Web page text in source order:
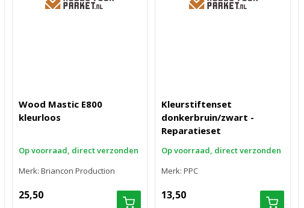
Wood Mastic E800
kleurloos
Op voorraad, direct verzonden
Merk: Briancon Production
25,50
Kleurstiftenset
donkerbruin/zwart -
Reparatieset
Op voorraad, direct verzonden
Merk: PPC
13,50